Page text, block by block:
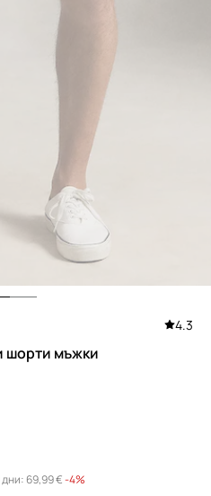
4.3
шорти мъжки
69,99 € -4%